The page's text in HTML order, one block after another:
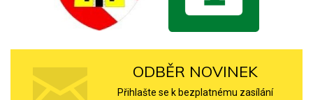
ODBĚR NOVINEK
Přihlašte se k bezplatnému zasílání